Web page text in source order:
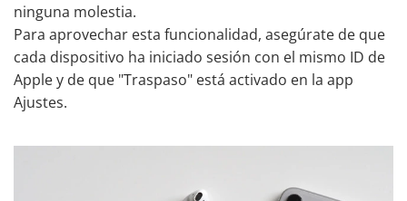
ninguna molestia.
Para aprovechar esta funcionalidad, asegúrate de que
cada dispositivo ha iniciado sesión con el mismo ID de
Apple y de que "Traspaso" está activado en la app
Ajustes.